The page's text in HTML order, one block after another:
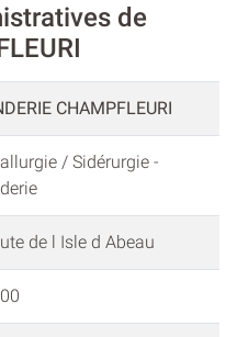
de
CHAMPFLEURI
/ Sidérurgie -
de l Isle d Abeau